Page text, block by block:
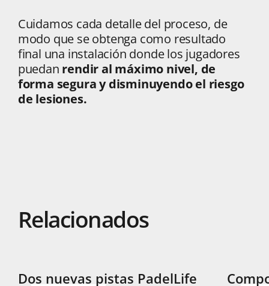
Cuidamos cada detalle del proceso, de
modo que se obtenga como resultado
final una instalación donde los jugadores
puedan rendir al máximo nivel, de
forma segura y disminuyendo el riesgo
de lesiones.
Relacionados
Dos nuevas pistas PadelLife